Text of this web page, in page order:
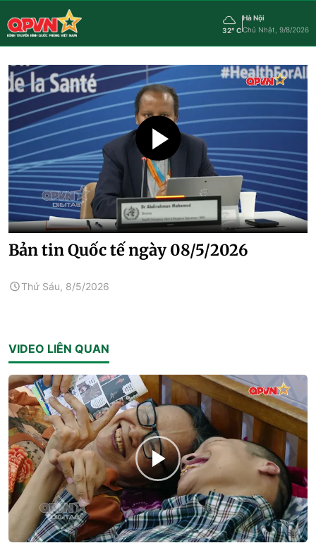
32° C
Hà Nội
Chủ Nhật, 9/8/2026
Bản tin Quốc tế ngày 08/5/2026
Thứ Sáu, 8/5/2026
VIDEO LIÊN QUAN